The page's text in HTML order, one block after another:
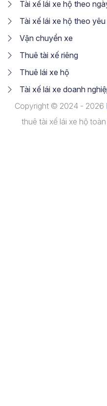
Tài xế lái xe hộ theo
Tài xế lái xe hộ theo
Vận chuyển xe
Thuê tài xế riêng
Thuê lái xe hộ
Tài xế lái xe doanh
Copyright © 2024 - 2026
thuê tài xế lái xe hộ